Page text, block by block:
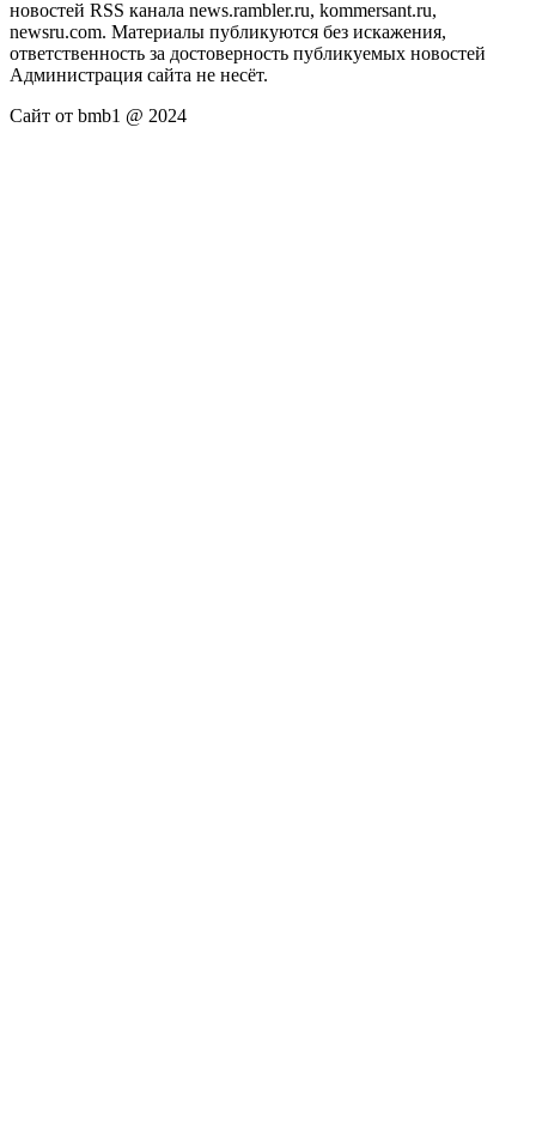
новостей RSS канала news.rambler.ru, kommersant.ru,
newsru.com. Материалы публикуются без искажения,
ответственность за достоверность публикуемых новостей
Администрация сайта не несёт.
Сайт от bmb1 @ 2024